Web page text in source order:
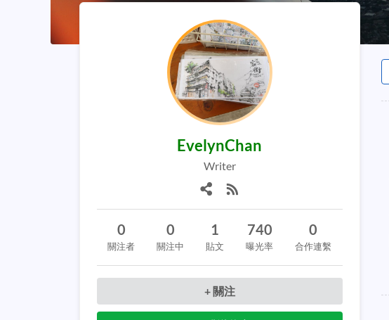
EvelynChan
Writer
0
關注者
0
關注中
1
貼文
740
曝光率
0
合作連繫
+ 關注